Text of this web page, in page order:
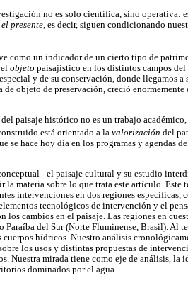
no es solo científica, sino operativa:
presente, es decir, siguen condicionando
como un indicador de un cierto tipo de
objeto paisajístico en los distintos campos
y de su conservación, donde llegamos
objeto de preservación, creció
paisaje histórico no es un trabajo
está orientado a la valorización del
se hace hoy día en los programas y agendas
–el paisaje cultural y su estudio
la materia sobre lo que trata este artículo.
intervenciones en dos regiones específicas,
tecnológicos de intervención y el
los cambios en el paisaje. Las regiones en
Paraíba del Sur (Norte Fluminense, Brasil). Al
cuerpos hídricos. Nuestro análisis
los usos y distintas propuestas de
Nuestra mirada tiene como eje de análisis,
dominados por el agua.